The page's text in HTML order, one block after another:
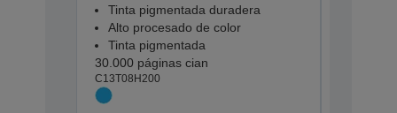
Tinta pigmentada duradera
Alto procesado de color
Tinta pigmentada
30.000 páginas cian
C13T08H200